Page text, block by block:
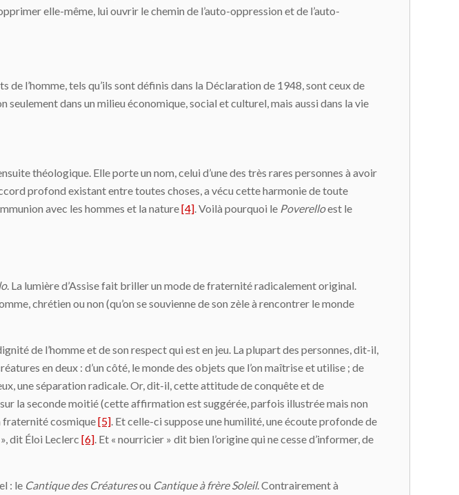
elle-même, lui ouvrir le chemin de l’auto-oppression et de l’auto-
de l’homme, tels qu’ils sont définis dans la Déclaration de 1948, sont ceux de
dans un milieu économique, social et culturel, mais aussi dans la vie
théologique. Elle porte un nom, celui d’une des très rares personnes à avoir
profond existant entre toutes choses, a vécu cette harmonie de toute
avec les hommes et la nature[4] . Voilà pourquoi le Poverelloest le
. La lumière d’Assise fait briller un mode de fraternité radicalement original.
chrétien ou non (qu’on se souvienne de son zèle à rencontrer le monde
de l’homme et de son respect qui est en jeu. La plupart des personnes, dit-il,
en deux : d’un côté, le monde des objets que l’on maîtrise et utilise ; de
une séparation radicale. Or, dit-il, cette attitude de conquête et de
la seconde moitié (cette affirmation est suggérée, parfois illustrée mais non
fraternité cosmique[5] . Et celle-ci suppose une humilité, une écoute profonde de
dit Éloi Leclerc [6] . Et « nourricier » dit bien l’origine qui ne cesse d’informer, de
: le Cantique des Créaturesou Cantique à frère Soleil. Contrairement à